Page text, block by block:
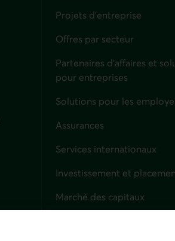
Projets d'entreprise
Offres par secteur
Partenaires d’affaires et
pour entreprises
Solutions pour les
Assurances
Services internationaux
Investissement et
Marché des capitaux